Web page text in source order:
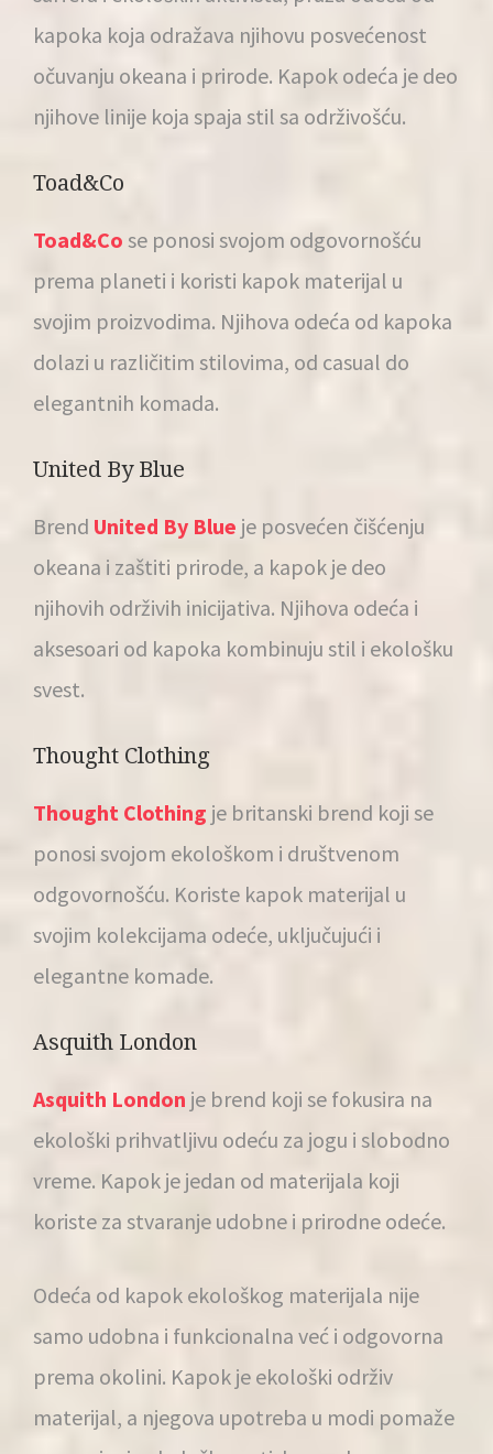
kapoka koja odražava njihovu posvećenost
očuvanju okeana i prirode. Kapok odeća je deo
njihove linije koja spaja stil sa održivošću.
Toad&Co
Toad&Co se ponosi svojom odgovornošću
prema planeti i koristi kapok materijal u
svojim proizvodima. Njihova odeća od kapoka
dolazi u različitim stilovima, od casual do
elegantnih komada.
United By Blue
Brend United By Blue je posvećen čišćenju
okeana i zaštiti prirode, a kapok je deo
njihovih održivih inicijativa. Njihova odeća i
aksesoari od kapoka kombinuju stil i ekološku
svest.
Thought Clothing
Thought Clothing je britanski brend koji se
ponosi svojom ekološkom i društvenom
odgovornošću. Koriste kapok materijal u
svojim kolekcijama odeće, uključujući i
elegantne komade.
Asquith London
Asquith London je brend koji se fokusira na
ekološki prihvatljivu odeću za jogu i slobodno
vreme. Kapok je jedan od materijala koji
koriste za stvaranje udobne i prirodne odeće.
Odeća od kapok ekološkog materijala nije
samo udobna i funkcionalna već i odgovorna
prema okolini. Kapok je ekološki održiv
materijal, a njegova upotreba u modi pomaže